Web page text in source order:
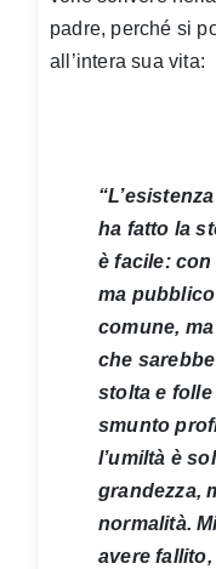
padre, perché si
all’intera sua vita:
ha fatto la
è facile:
ma
comune,
che
stolta e
smunto
l’umiltà è
grandezza,
normalità.
avere